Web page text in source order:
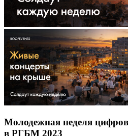
Молодежная неделя
в РГБМ 2023